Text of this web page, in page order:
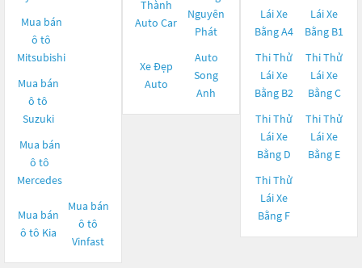
Mua bán
ô tô
Mitsubishi
Mua bán
ô tô
Suzuki
Mua bán
ô tô
Mercedes
Mua bán
ô tô Kia
Mua bán
ô tô
Vinfast
Thành
Auto Car
Nguyên
Phát
Xe Đẹp
Auto
Auto
Song
Anh
Lái Xe
Bằng A4
Lái Xe
Bằng B1
Thi Thử
Lái Xe
Bằng B2
Thi Thử
Lái Xe
Bằng C
Thi Thử
Lái Xe
Bằng D
Thi Thử
Lái Xe
Bằng E
Thi Thử
Lái Xe
Bằng F